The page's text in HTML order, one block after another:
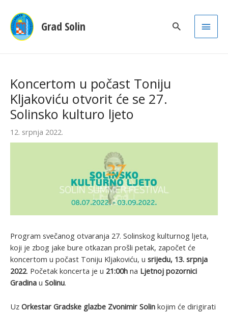
Grad Solin
Main
Koncertom u počast Toniju
Kljakoviću otvorit će se 27.
Solinsko kulturo ljeto
12. srpnja 2022.
Program svečanog otvaranja 27. Solinskog kulturnog ljeta,
koji je zbog jake bure otkazan prošli petak, započet će
koncertom u počast Toniju Kljakoviću, u srijedu, 13. srpnja
2022. Početak koncerta je u 21:00h na Ljetnoj pozornici
Gradina u Solinu.
Uz Orkestar Gradske glazbe Zvonimir Solin kojim će dirigirati